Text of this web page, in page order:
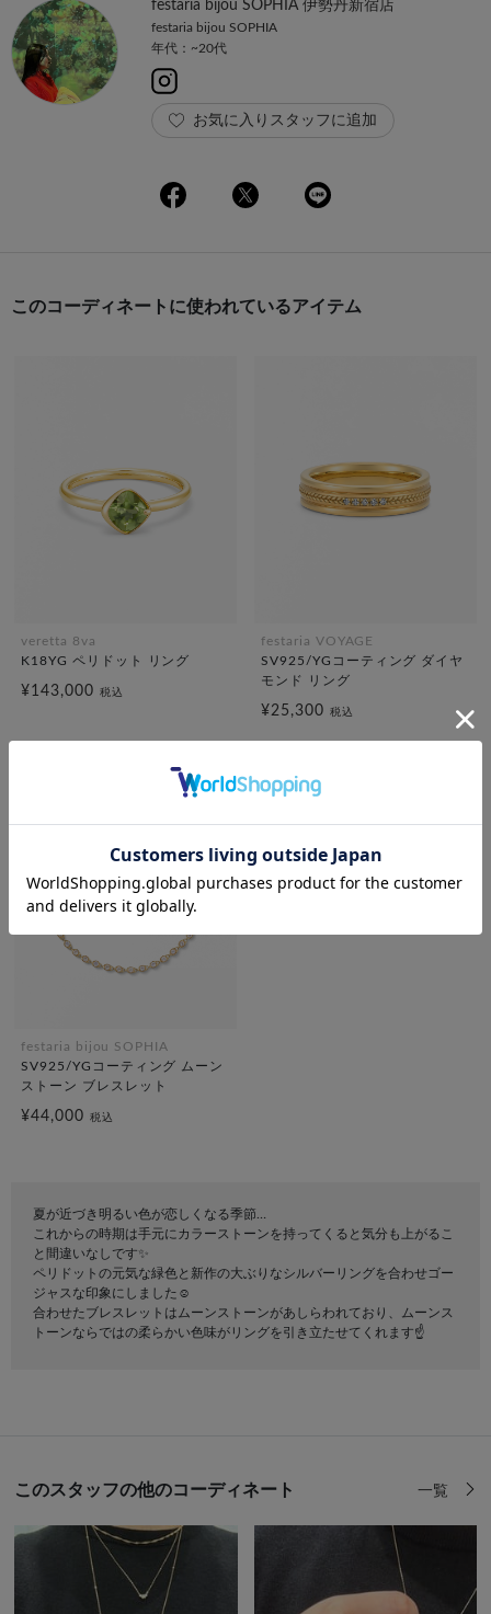
festaria bijou SOPHIA 伊勢丹新宿店
festaria bijou SOPHIA
年代：~20代
お気に入りスタッフに追加
このコーディネートに使われているアイテム
veretta 8va
K18YG ペリドット リング
¥143,000 税込
festaria VOYAGE
SV925/YGコーティング ダイヤ
モンド リング
¥25,300 税込
festaria bijou SOPHIA
SV925/YGコーティング ムーン
ストーン ブレスレット
¥44,000 税込
夏が近づき明るい色が恋しくなる季節…
これからの時期は手元にカラーストーンを持ってくると気分も上がるこ
と間違いなしです✨
ペリドットの元気な緑色と新作の大ぶりなシルバーリングを合わせゴー
ジャスな印象にしました☺️
合わせたブレスレットはムーンストーンがあしらわれており、ムーンス
トーンならではの柔らかい色味がリングを引き立たせてくれます☝️
このスタッフの他のコーディネート 一覧